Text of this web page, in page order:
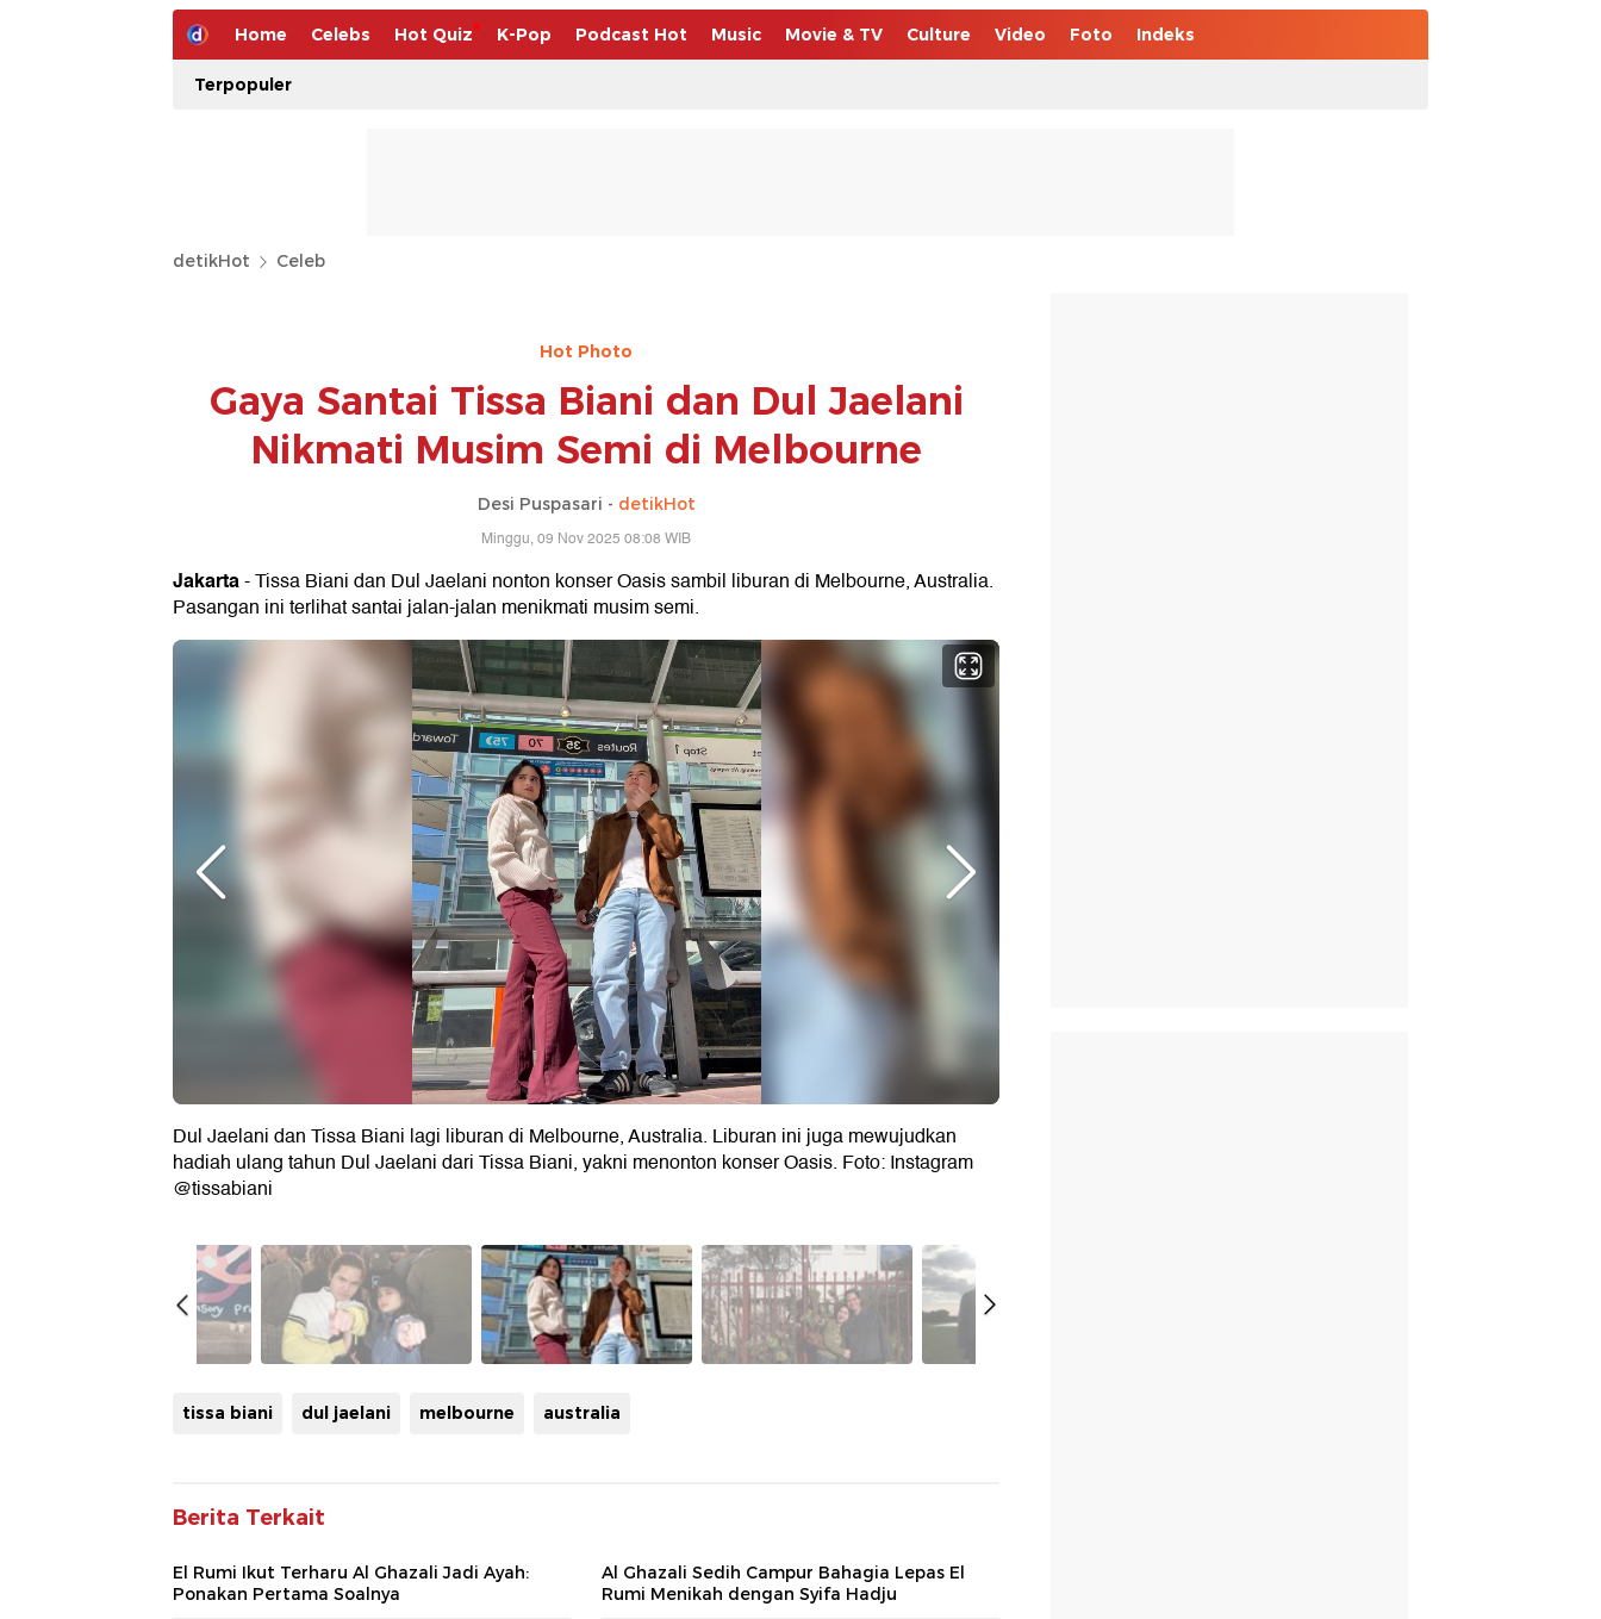
Home Celebs Hot Quiz K-Pop Podcast Hot Music Movie & TV Culture Video Foto Indeks
Terpopuler
detikHot Celeb
Hot Photo
Gaya Santai Tissa Biani dan Dul Jaelani
Nikmati Musim Semi di Melbourne
Desi Puspasari - detikHot
Minggu, 09 Nov 2025 08:08 WIB
Jakarta- Tissa Biani dan Dul Jaelani nonton konser Oasis sambil liburan di Melbourne, Australia.
Pasangan ini terlihat santai jalan-jalan menikmati musim semi.
Dul Jaelani dan Tissa Biani lagi liburan di Melbourne, Australia. Liburan ini juga mewujudkan
hadiah ulang tahun Dul Jaelani dari Tissa Biani, yakni menonton konser Oasis. Foto: Instagram
@tissabiani
tissa biani dul jaelani melbourne australia
Berita Terkait
El Rumi Ikut Terharu Al Ghazali Jadi Ayah:
Ponakan Pertama Soalnya
Al Ghazali Sedih Campur Bahagia Lepas El
Rumi Menikah dengan Syifa Hadju